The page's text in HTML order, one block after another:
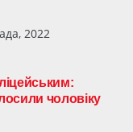
2022
чоловіку